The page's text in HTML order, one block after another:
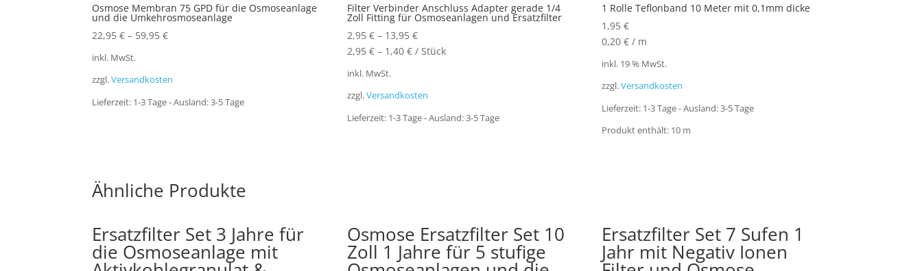
Osmose Membran 75 GPD für die Osmoseanlage
und die Umkehrosmoseanlage
22,95€ – 59,95€
inkl. MwSt.
zzgl.Versandkosten
Lieferzeit: 1-3 Tage - Ausland: 3-5 Tage
Filter Verbinder Anschluss Adapter gerade 1/4
Zoll Fitting für Osmoseanlagen und Ersatzfilter
2,95 €– 13,95 €
2,95 €– 1,40 €/ Stück
inkl. MwSt.
zzgl.Versandkosten
Lieferzeit: 1-3 Tage - Ausland: 3-5 Tage
1 Rolle Teflonband 10 Meter mit 0,1mm dicke
1,95€
0,20€ / m
inkl. 19 % MwSt.
zzgl.Versandkosten
Lieferzeit: 1-3 Tage - Ausland: 3-5 Tage
Produkt enthält: 10 m
Ähnliche Produkte
Ersatzfilter Set 3 Jahre für
die Osmoseanlage mit
Osmose Ersatzfilter Set 10
Zoll 1 Jahre für 5 stufige
Ersatzfilter Set 7 Sufen 1
Jahr mit Negativ Ionen